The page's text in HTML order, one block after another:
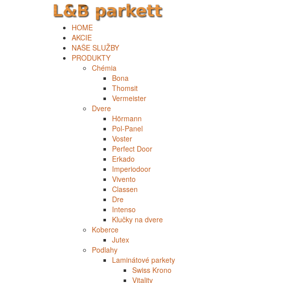
HOME
AKCIE
NAŠE SLUŽBY
PRODUKTY
Chémia
Bona
Thomsit
Vermeister
Dvere
Hörmann
Pol-Panel
Voster
Perfect Door
Erkado
Imperiodoor
Vivento
Classen
Dre
Intenso
Klučky na dvere
Koberce
Jutex
Podlahy
Laminátové parkety
Swiss Krono
Vitality